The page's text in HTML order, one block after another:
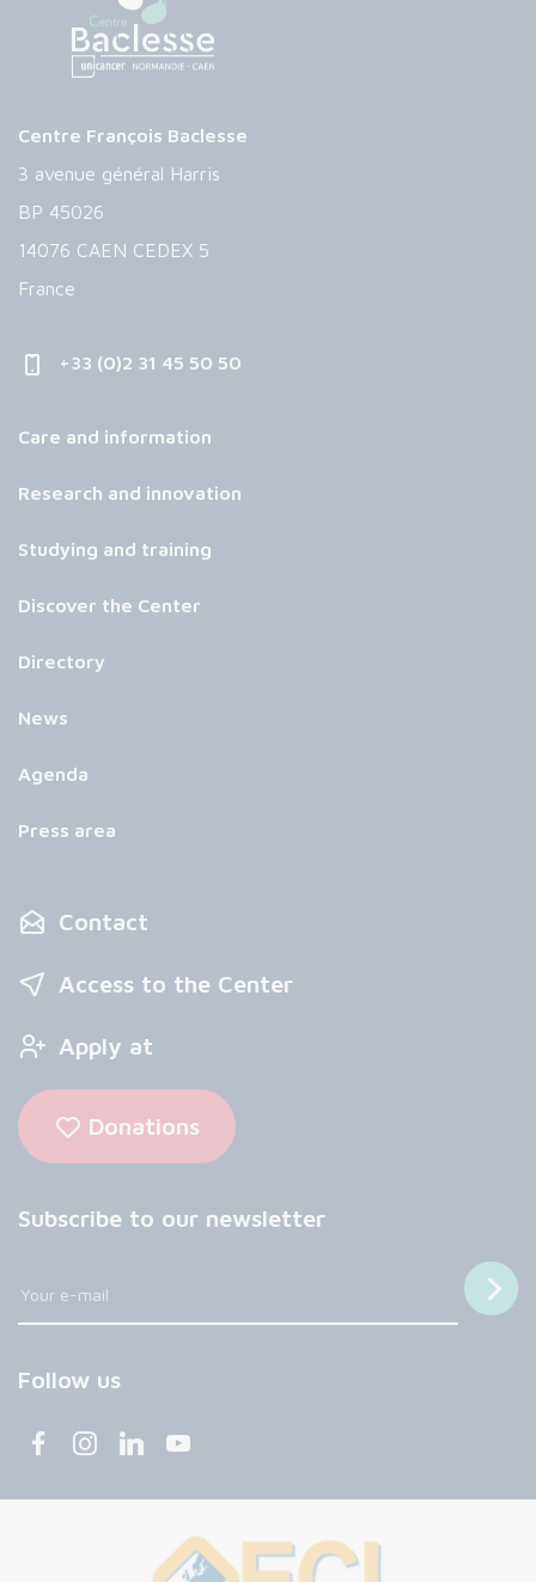
Centre François Baclesse
3 avenue général Harris
BP 45026
14076 CAEN CEDEX 5
France
+33 (0)2 31 45 50 50
Care and information
Research and innovation
Studying and training
Discover the Center
Directory
News
Agenda
Press area
Contact
Access to the Center
Apply at
Donations
Subscribe to our newsletter
Follow us